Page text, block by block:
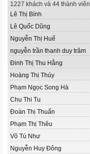
1227 khách và 44 thành viên
Lê Thị Bính
Lê Quốc Dũng
Nguyễn Thị Huế
nguyễn trần thanh duy trâm
Đinh Thị Thu Hằng
Hoàng Thị Thúy
Phạm Ngọc Song Hà
Chu Thi Tu
Đoàn Thị Thuấn
Phạm Thị Thêu
Võ Tú Như
Nguyễn Huy Đông